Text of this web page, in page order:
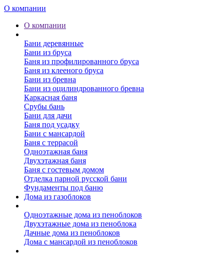
О компании
О компании
Бани деревянные
Бани из бруса
Баня из профилированного бруса
Баня из клееного бруса
Бани из бревна
Бани из оцилиндрованного бревна
Каркасная баня
Срубы бань
Бани для дачи
Баня под усадку
Бани с мансардой
Баня с террасой
Одноэтажная баня
Двухэтажная баня
Баня с гостевым домом
Отделка парной русской бани
Фундаменты под баню
Дома из газоблоков
Одноэтажные дома из пеноблоков
Двухэтажные дома из пеноблока
Дачные дома из пеноблоков
Дома с мансардой из пеноблоков